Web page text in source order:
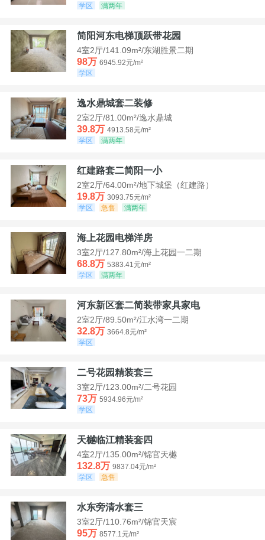
学区
满两年
简阳河东电梯顶跃带花园
4室2厅/141.09m²/东湖胜景二期
98万 6945.92元/m²
学区
逸水鼎城套二装修
2室2厅/81.00m²/逸水鼎城
39.8万 4913.58元/m²
学区
满两年
红建路套二简阳一小
2室2厅/64.00m²/地下城堡（红建路）
19.8万 3093.75元/m²
学区
急售 满两年
海上花园电梯洋房
3室2厅/127.80m²/海上花园一二期
68.8万 5383.41元/m²
学区
满两年
河东新区套二简装带家具家电
2室2厅/89.50m²/江水湾一二期
32.8万 3664.8元/m²
学区
二号花园精装套三
3室2厅/123.00m²/二号花园
73万 5934.96元/m²
学区
天樾临江精装套四
4室2厅/135.00m²/锦官天樾
132.8万 9837.04元/m²
学区
急售
水东旁清水套三
3室2厅/110.76m²/锦官天宸
95万 8577.1元/m²